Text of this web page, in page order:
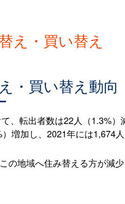
え・買い替え
・買い替え動向
、転出者数は22人（1.3%
増加し、2021年には1,674人
地域へ住み替える方が減少